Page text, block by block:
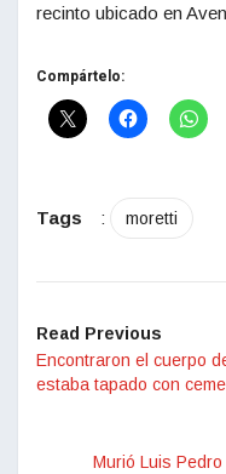
recinto ubicado en
Compártelo:
Tags : moretti
Read Previous
Encontraron el cuerpo
estaba tapado con
Murió Luis